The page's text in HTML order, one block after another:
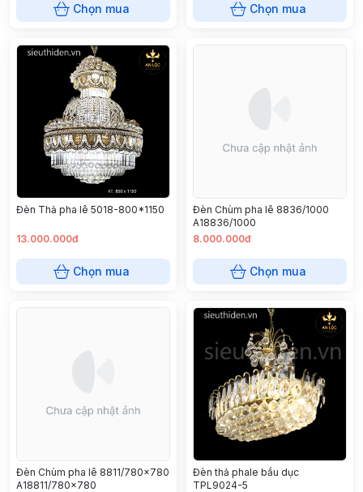
Chọn mua Chọn mua
Đèn Thả pha lê 5018-800*1150
13.000.000đ
Chọn mua
Đèn Chùm pha lê 8836/1000
A18836/1000
8.000.000đ
Chọn mua
Đèn Chùm pha lê 8811/780x780
A18811/780x780
Đèn thả phale bầu dục
TPL9024-5